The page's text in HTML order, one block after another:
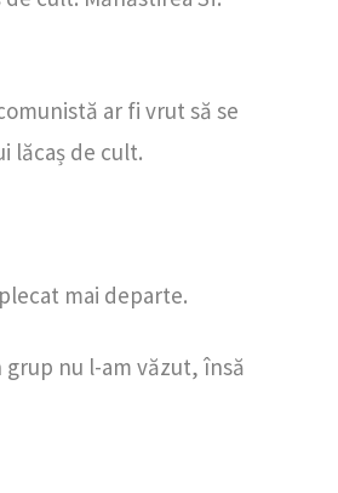
ar fi vrut să se
lăcaș de cult.
mai departe.
nu l-am văzut, însă